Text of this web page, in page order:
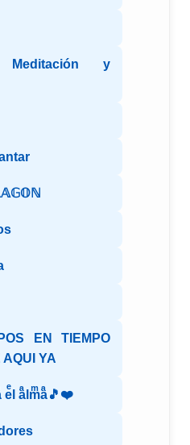
y
EN TIEMPO
AQUI YA
eͤl aͣlmͫaͣ🎵❤️